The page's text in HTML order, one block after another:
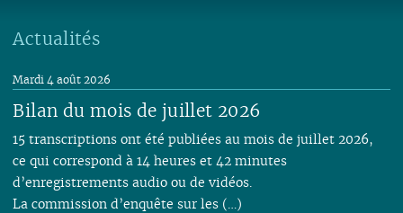
Actualités
Bilan du mois de juillet 2026
Mardi 4 août 2026
15 transcriptions ont été publiées au mois de juillet 2026,
ce qui correspond à 14 heures et 42 minutes
d’enregistrements audio ou de vidéos.
La commission d’enquête sur les (…)